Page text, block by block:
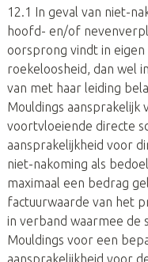
12.1 In geval van niet-
hoofd- en/of
oorsprong vindt in
roekeloosheid, dan wel
van met haar leiding
Mouldings
voortvloeiende directe
aansprakelijkheid voor
niet-nakoming als
maximaal een bedrag
factuurwaarde van het
in verband waarmee de
Mouldings voor een
aansprakelijkheid voor